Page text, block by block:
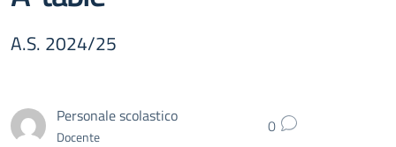
A.S. 2024/25
Personale scolastico
Docente 0